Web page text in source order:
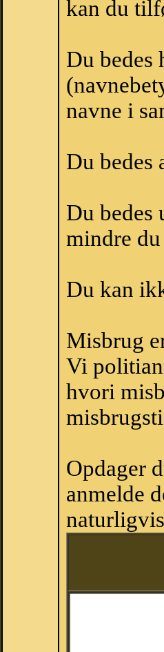
kan du
Du bedes
navne i
Du
Du bedes
mindre
Du kan
Misbrug
Vi
hvori
Opdager
anmelde